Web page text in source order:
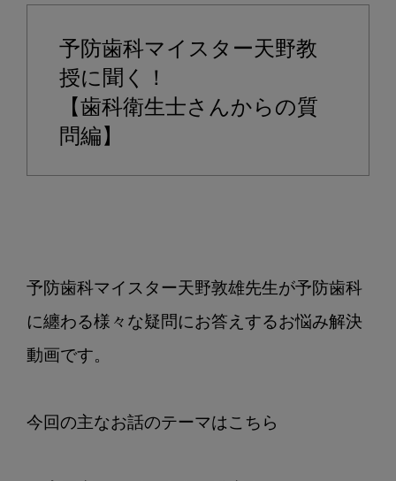
病
か？
予防歯科マイスター天野教
授に聞く！
【歯科衛生士さんからの質
問編】
予防歯科マイスター天野敦雄先生が予防歯科
に纏わる様々な疑問にお答えするお悩み解決
動画です。